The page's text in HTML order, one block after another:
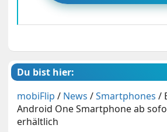
Du bist hier:
mobiFlip / News /Smartphones /
Android One Smartphone ab
erhältlich